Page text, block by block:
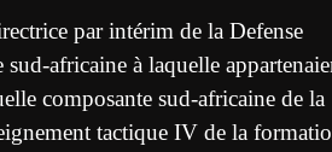
par intérim de la Defense
africaine à laquelle
composante sud-africaine de la
tactique IV de la